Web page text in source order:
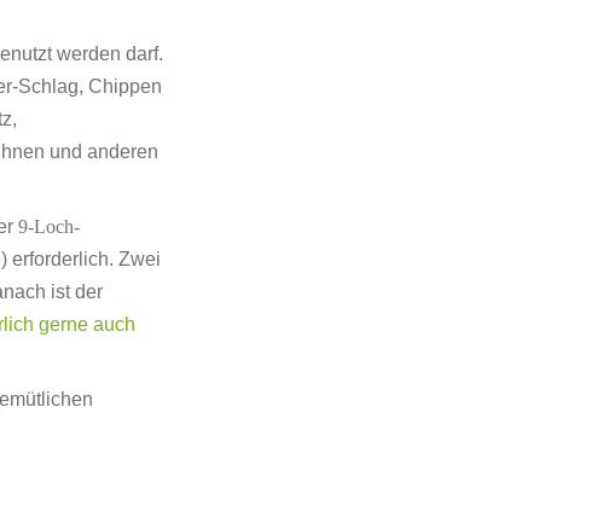
werden darf.
Schlag, Chippen
und anderen
9-Loch-
erforderlich. Zwei
ist der
gerne auch